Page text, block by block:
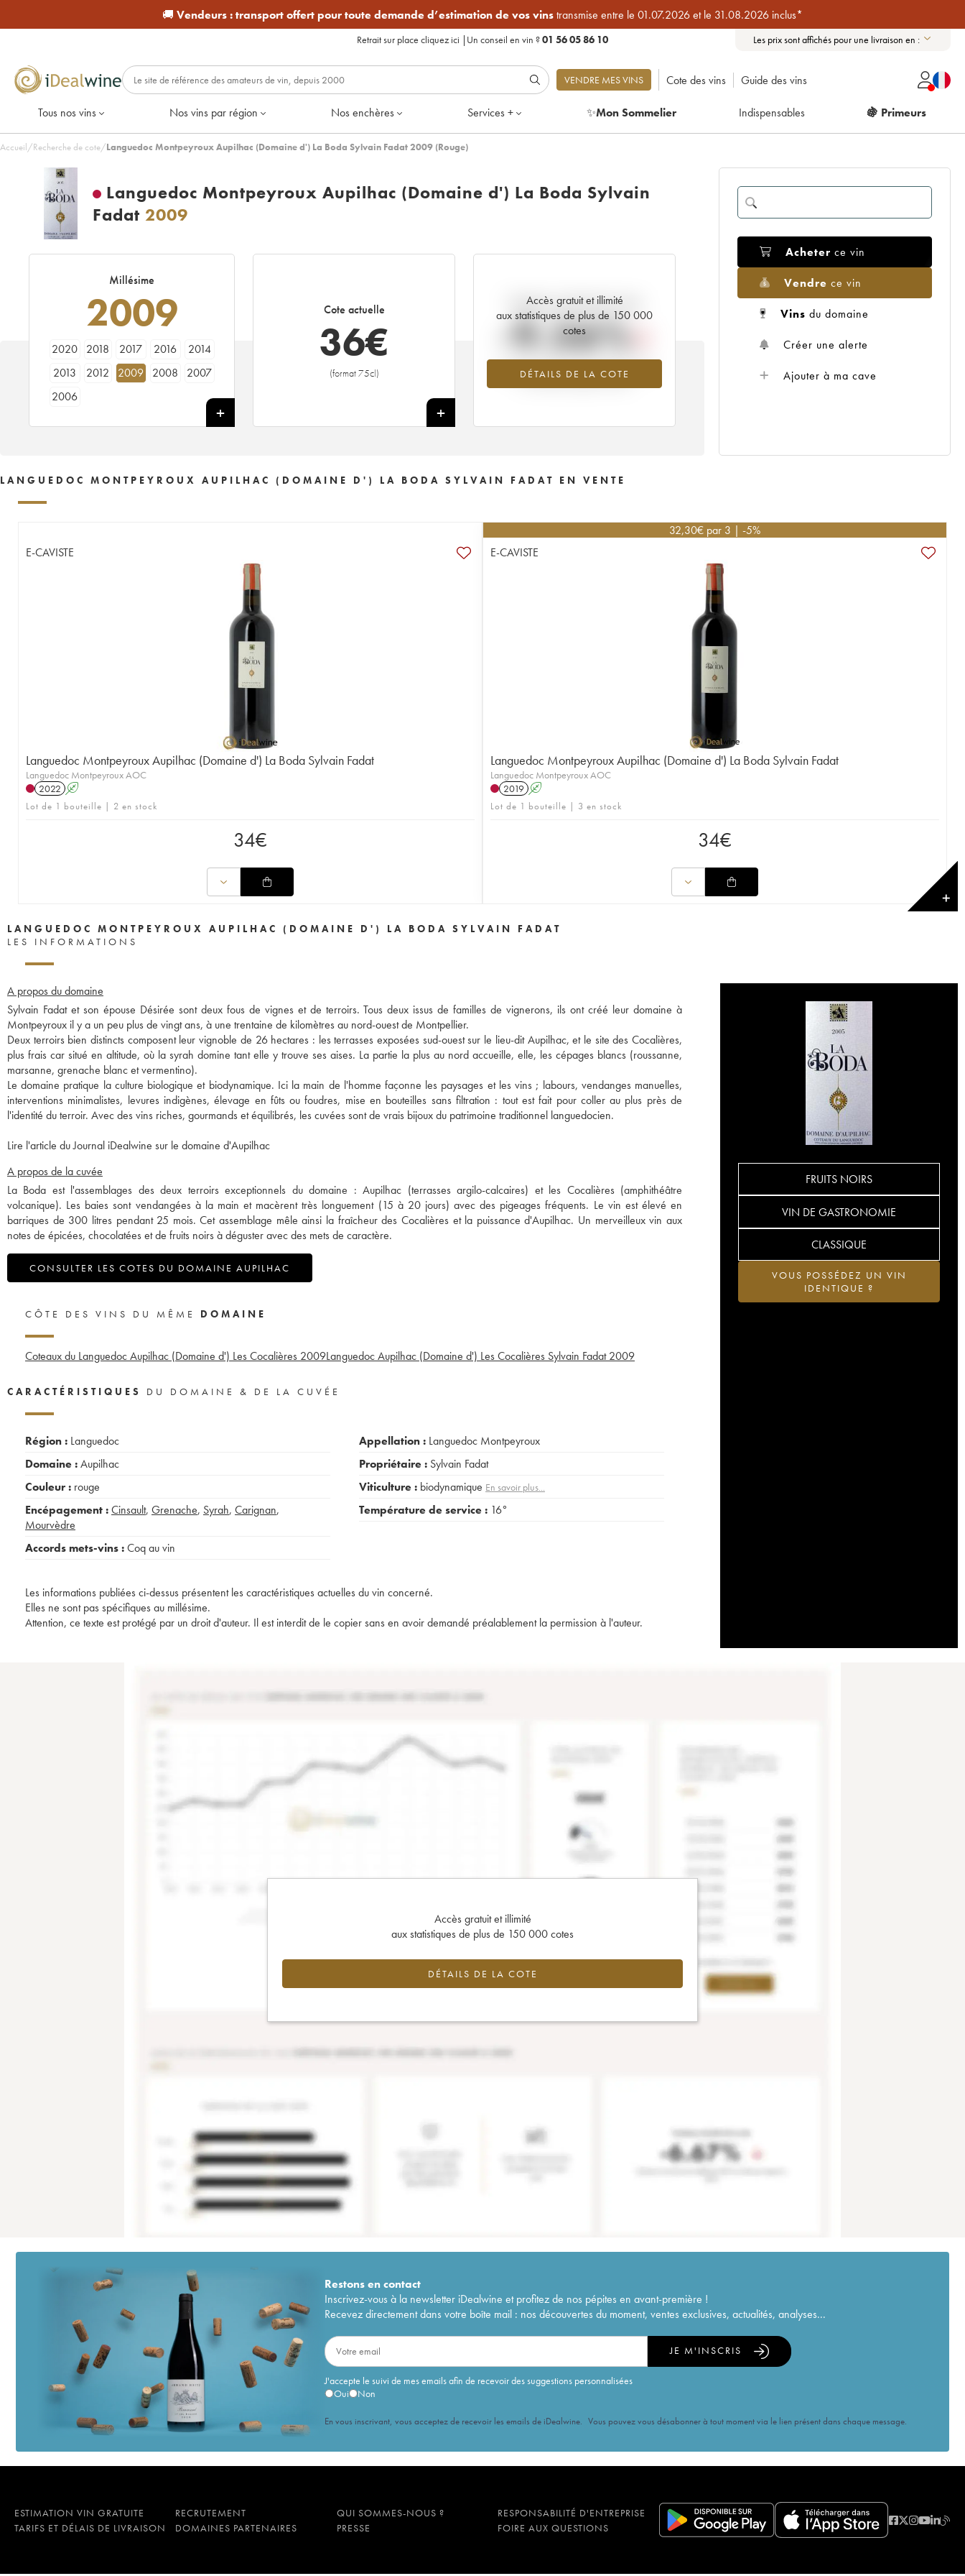
🚚 Vendeurs :transport offert pour toute demande d’estimation de vos vinstransmise entre le 01.07.2026 et le 31.08.2026 inclus*
Retrait sur place cliquez ici | Un conseil en vin ?01 56 05 86 10 Les prix sont affichés pour une livraison en :
VENDRE MES VINS Cote des vins Guide des vins
Tous nos vins Nos vins par région Nos enchères Services + ✨Mon Sommelier Indispensables 🍇 Primeurs
Accueil/Recherche de cote/Languedoc Montpeyroux Aupilhac (Domaine d') La Boda Sylvain Fadat 2009 (Rouge)
Languedoc Montpeyroux Aupilhac (Domaine d') La Boda Sylvain
Fadat 2009
Millésime
2009
2020 2018 2017 2016
2014
2013
2012 2009 2008
2007
2006
Cote actuelle
36€
(format 75cl)
+
Accès gratuit et illimité
aux statistiques de plus de 150 000
cotes
DÉTAILS DE LA COTE
Tendance actuelle de la cote
-9.56%
Tendance à la baisse du millésime 2009
en 2026 par rapport à 2025
Acheter ce vin
Vendre ce vin
Vins du domaine
Créer une alerte
Ajouter à ma cave
LANGUEDOC MONTPEYROUX AUPILHAC (DOMAINE D') LA BODA SYLVAIN FADAT EN VENTE
E-CAVISTE
Languedoc Montpeyroux Aupilhac (Domaine d') La Boda Sylvain Fadat
Languedoc Montpeyroux AOC
2022 A
Lot de 1 bouteille | 2 en stock
34€
32,30€ par 3 | -5%
E-CAVISTE
Languedoc Montpeyroux Aupilhac (Domaine d') La Boda Sylvain Fadat
Languedoc Montpeyroux AOC
2019 A
Lot de 1 bouteille | 3 en stock
34€
✕
LANGUEDOC MONTPEYROUX AUPILHAC (DOMAINE D') LA BODA SYLVAIN FADAT
LES INFORMATIONS
A propos du domaine
Sylvain Fadat et son épouse Désirée sont deux fous de vignes et de terroirs. Tous deux issus de familles de vignerons, ils ont créé leur domaine à
Montpeyroux il y a un peu plus de vingt ans, à une trentaine de kilomètres au nord-ouest de Montpellier.
Deux terroirs bien distincts composent leur vignoble de 26 hectares : les terrasses exposées sud-ouest sur le lieu-dit Aupilhac, et le site des Cocalières,
plus frais car situé en altitude, où la syrah domine tant elle y trouve ses aises. La partie la plus au nord accueille, elle, les cépages blancs (roussanne,
marsanne, grenache blanc et vermentino).
Le domaine pratique la culture biologique et biodynamique. Ici la main de l'homme façonne les paysages et les vins ; labours, vendanges manuelles,
interventions minimalistes, levures indigènes, élevage en fûts ou foudres, mise en bouteilles sans filtration : tout est fait pour coller au plus près de
l'identité du terroir. Avec des vins riches, gourmands et équilibrés, les cuvées sont de vrais bijoux du patrimoine traditionnel languedocien.
Lire l'article du Journal iDealwine sur le domaine d'Aupilhac
A propos de la cuvée
La Boda est l'assemblages des deux terroirs exceptionnels du domaine : Aupilhac (terrasses argilo-calcaires) et les Cocalières (amphithéâtre
volcanique). Les baies sont vendangées à la main et macèrent très longuement (15 à 20 jours) avec des pigeages fréquents. Le vin est élevé en
barriques de 300 litres pendant 25 mois. Cet assemblage mêle ainsi la fraîcheur des Cocalières et la puissance d'Aupilhac. Un merveilleux vin aux
notes de épicées, chocolatées et de fruits noirs à déguster avec des mets de caractère.
CONSULTER LES COTES DU DOMAINE AUPILHAC
FRUITS NOIRS
VIN DE GASTRONOMIE
CLASSIQUE
VOUS POSSÉDEZ UN VIN
IDENTIQUE ?
CÔTE DES VINS DU MÊME
DOMAINE
Coteaux du Languedoc Aupilhac (Domaine d') Les Cocalières 2009Languedoc Aupilhac (Domaine d') Les Cocalières Sylvain Fadat 2009
CARACTÉRISTIQUES DU DOMAINE & DE LA CUVÉE
Région : Languedoc
Domaine :Aupilhac
Couleur : rouge
Encépagement :Cinsault, Grenache, Syrah, Carignan,
Mourvèdre
Accords mets-vins :Coq au vin
Appellation : Languedoc Montpeyroux
Propriétaire : Sylvain Fadat
Viticulture : biodynamique En savoir plus...
Température de service : 16°
Les informations publiées ci-dessus présentent les caractéristiques actuelles du vin concerné.
Elles ne sont pas spécifiques au millésime.
Attention, ce texte est protégé par un droit d'auteur. Il est interdit de le copier sans en avoir demandé préalablement la permission à l'auteur.
Accès gratuit et illimité
aux statistiques de plus de 150 000 cotes
DÉTAILS DE LA COTE
Restons encontact
Inscrivez-vous à la newsletter iDealwine et profitez de nos pépites en avant-première !
Recevez directement dans votre boîte mail : nos découvertes du moment, ventes exclusives, actualités, analyses...
J'accepte le suivi de mes emails afin de recevoir des suggestions personnalisées
Oui
Non
JE M'INSCRIS
En vous inscrivant, vous acceptez de recevoir les emails de iDealwine. Vous pouvez vous désabonner à tout moment via le lien présent dans chaque message.
ESTIMATION VIN GRATUITE RECRUTEMENT QUI SOMMES-NOUS ?
RESPONSABILITÉ D'ENTREPRISE
TARIFS ET DÉLAIS DE LIVRAISON
DOMAINES PARTENAIRES PRESSE FOIRE AUX QUESTIONS